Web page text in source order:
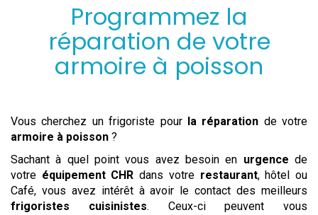
Programmez la
réparation de votre
armoire à poisson
Vous cherchez un frigoriste pour la réparation de votre
armoire à poisson ?
Sachant à quel point vous avez besoin en urgence de
votre équipement CHR dans votre restaurant, hôtel ou
Café, vous avez intérêt à avoir le contact des meilleurs
frigoristes cuisinistes. Ceux-ci peuvent vous